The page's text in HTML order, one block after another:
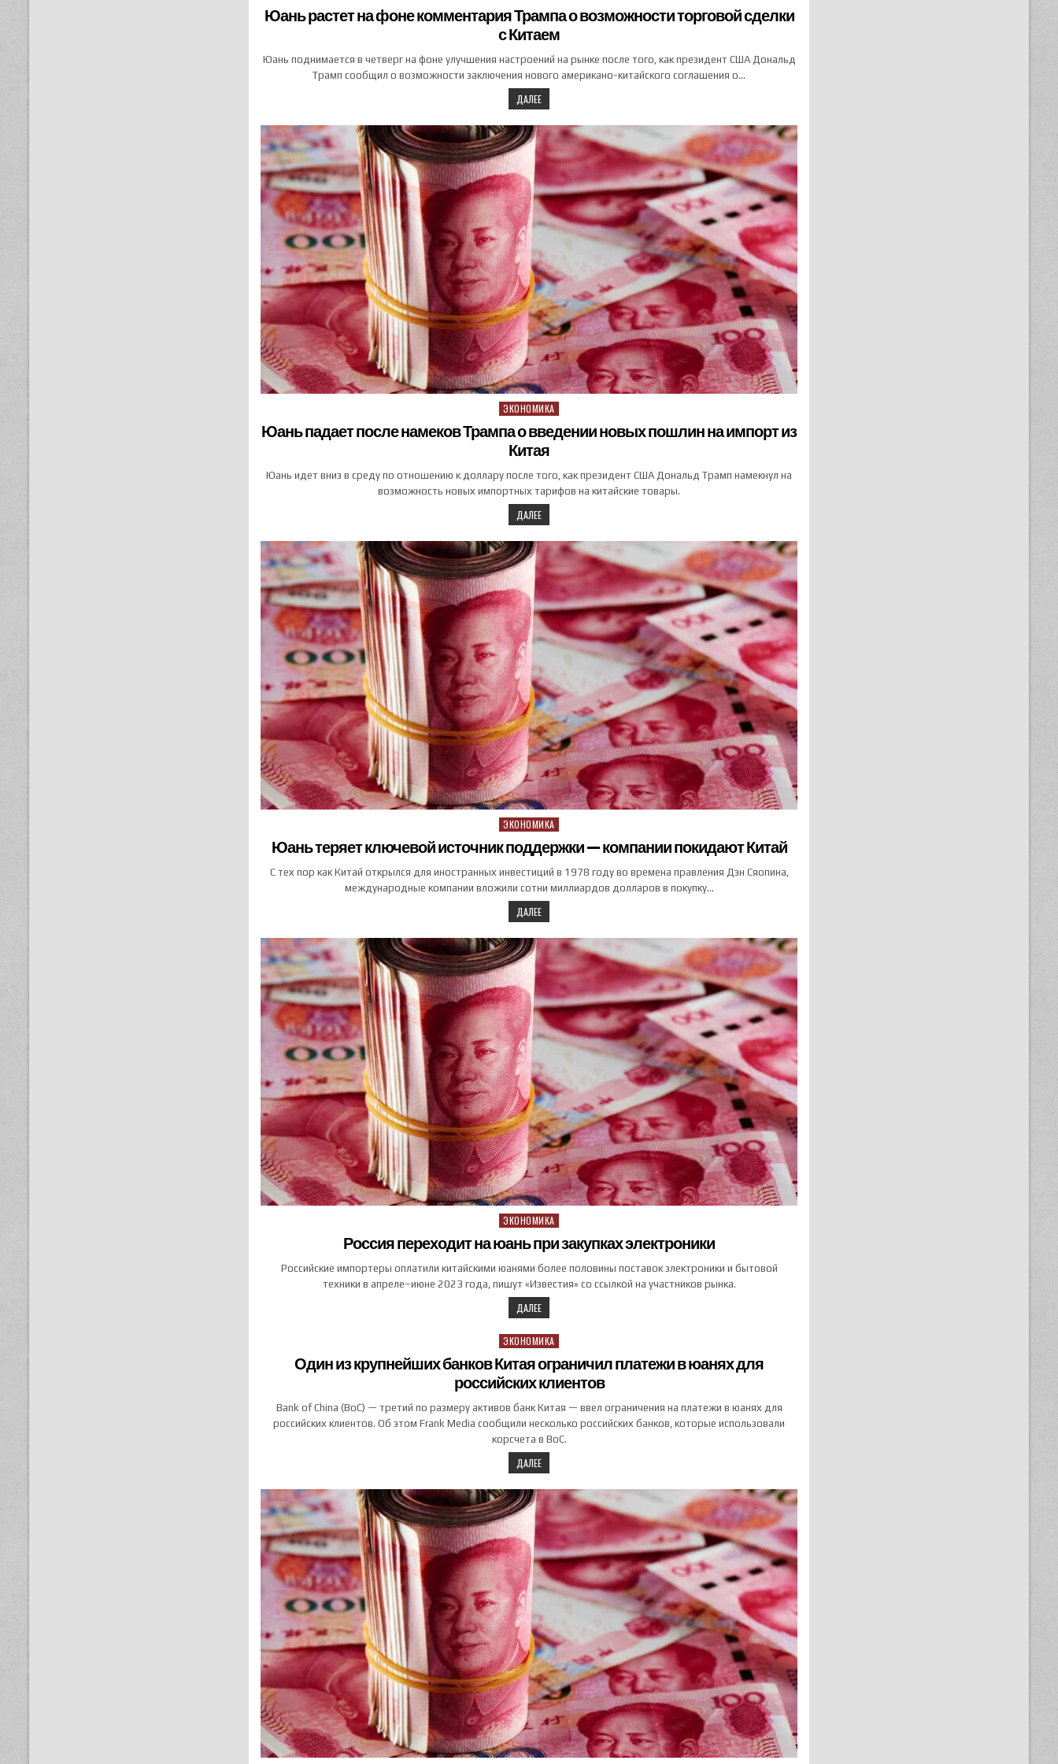
Юань растет на фоне комментария Трампа о возможности торговой сделки
с Китаем
Юань поднимается в четверг на фоне улучшения настроений на рынке после того, как президент США Дональд
Трамп сообщил о возможности заключения нового американо-китайского соглашения о…
ДАЛЕЕ
Posted in
ЭКОНОМИКА
Юань падает после намеков Трампа о введении новых пошлин на импорт из
Китая
Юань идет вниз в среду по отношению к доллару после того, как президент США Дональд Трамп намекнул на
возможность новых импортных тарифов на китайские товары.
ДАЛЕЕ
Posted in
ЭКОНОМИКА
Юань теряет ключевой источник поддержки — компании покидают Китай
С тех пор как Китай открылся для иностранных инвестиций в 1978 году во времена правления Дэн Сяопина,
международные компании вложили сотни миллиардов долларов в покупку…
ДАЛЕЕ
Posted in
ЭКОНОМИКА
Россия переходит на юань при закупках электроники
Российские импортеры оплатили китайскими юанями более половины поставок электроники и бытовой
техники в апреле–июне 2023 года, пишут «Известия» со ссылкой на участников рынка.
ДАЛЕЕ
Posted in
ЭКОНОМИКА
Один из крупнейших банков Китая ограничил платежи в юанях для
российских клиентов
Bank of China (BoC) — третий по размеру активов банк Китая — ввел ограничения на платежи в юанях для
российских клиентов. Об этом Frank Media сообщили несколько российских банков, которые использовали
корсчета в BoC.
ДАЛЕЕ